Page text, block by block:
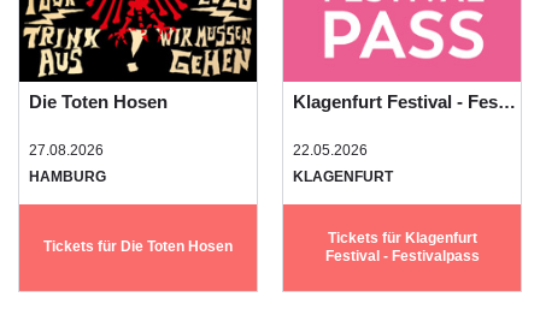
Die Toten Hosen
27.08.2026
HAMBURG
Tickets für Die Toten Hosen
Klagenfurt Festival - Festivalpass
22.05.2026
KLAGENFURT
Tickets für Klagenfurt
Festival - Festivalpass